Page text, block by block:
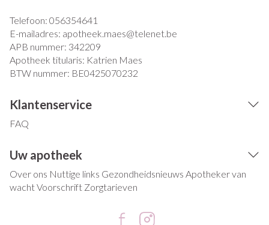
Telefoon: 056354641
E-mailadres: apotheek.maes@telenet.be
APB nummer: 342209
Apotheek titularis: Katrien Maes
BTW nummer: BE0425070232
Klantenservice
FAQ
Uw apotheek
Over ons Nuttige links Gezondheidsnieuws Apotheker van
wachtVoorschrift Zorgtarieven